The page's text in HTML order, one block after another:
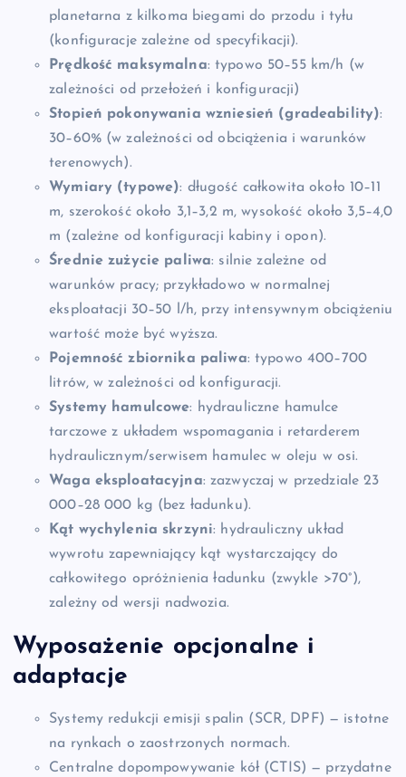
planetarna z kilkoma biegami do przodu i tyłu
(konfiguracje zależne od specyfikacji).
Prędkość maksymalna: typowo 50–55 km/h (w
zależności od przełożeń i konfiguracji)
Stopień pokonywania wzniesień (gradeability):
30–60% (w zależności od obciążenia i warunków
terenowych).
Wymiary (typowe): długość całkowita około 10–11
m, szerokość około 3,1–3,2 m, wysokość około 3,5–4,0
m (zależne od konfiguracji kabiny i opon).
Średnie zużycie paliwa: silnie zależne od
warunków pracy; przykładowo w normalnej
eksploatacji 30–50 l/h, przy intensywnym obciążeniu
wartość może być wyższa.
Pojemność zbiornika paliwa: typowo 400–700
litrów, w zależności od konfiguracji.
Systemy hamulcowe: hydrauliczne hamulce
tarczowe z układem wspomagania i retarderem
hydraulicznym/serwisem hamulec w oleju w osi.
Waga eksploatacyjna: zazwyczaj w przedziale 23
000–28 000 kg (bez ładunku).
Kąt wychylenia skrzyni: hydrauliczny układ
wywrotu zapewniający kąt wystarczający do
całkowitego opróżnienia ładunku (zwykle >70°),
zależny od wersji nadwozia.
Wyposażenie opcjonalne i
adaptacje
Systemy redukcji emisji spalin (SCR, DPF) — istotne
na rynkach o zaostrzonych normach.
Centralne dopompowywanie kół (CTIS) — przydatne